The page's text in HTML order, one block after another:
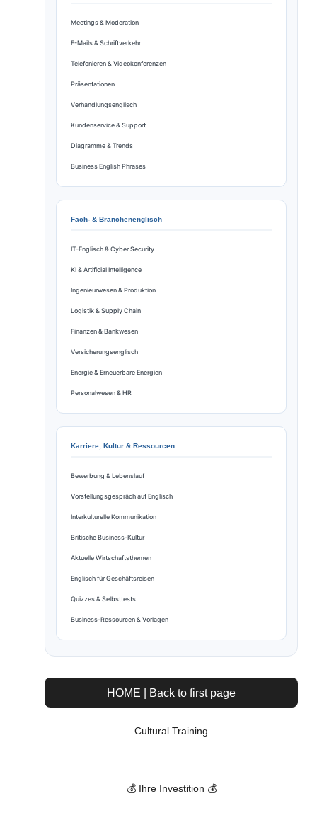
Meetings & Moderation
E-Mails & Schriftverkehr
Telefonieren & Videokonferenzen
Präsentationen
Verhandlungsenglisch
Kundenservice & Support
Diagramme & Trends
Business English Phrases
Fach- & Branchenenglisch
IT-Englisch & Cyber Security
KI & Artificial Intelligence
Ingenieurwesen & Produktion
Logistik & Supply Chain
Finanzen & Bankwesen
Versicherungsenglisch
Energie & Erneuerbare Energien
Personalwesen & HR
Karriere, Kultur & Ressourcen
Bewerbung & Lebenslauf
Vorstellungsgespräch auf Englisch
Interkulturelle Kommunikation
Britische Business-Kultur
Aktuelle Wirtschaftsthemen
Englisch für Geschäftsreisen
Quizzes & Selbsttests
Business-Ressourcen & Vorlagen
HOME | Back to first page
Cultural Training
💰 Ihre Investition 💰